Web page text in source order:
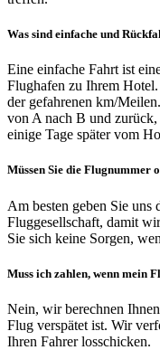
Was sind einfache und
Eine einfache Fahrt ist
Flughafen zu Ihrem
der gefahrenen km/
von A nach B und
einige Tage später vom
Müssen Sie die Flugnummer
Am besten geben Sie uns
Fluggesellschaft, damit
Sie sich keine Sorgen,
Muss ich zahlen, wenn mein
Nein, wir berechnen
Flug verspätet ist. Wir
Ihren Fahrer losschicken.